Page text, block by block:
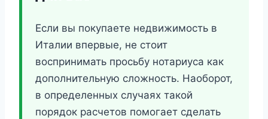
Если вы покупаете недвижимость в
Италии впервые, не стоит
воспринимать просьбу нотариуса как
дополнительную сложность. Наоборот,
в определенных случаях такой
порядок расчетов помогает сделать